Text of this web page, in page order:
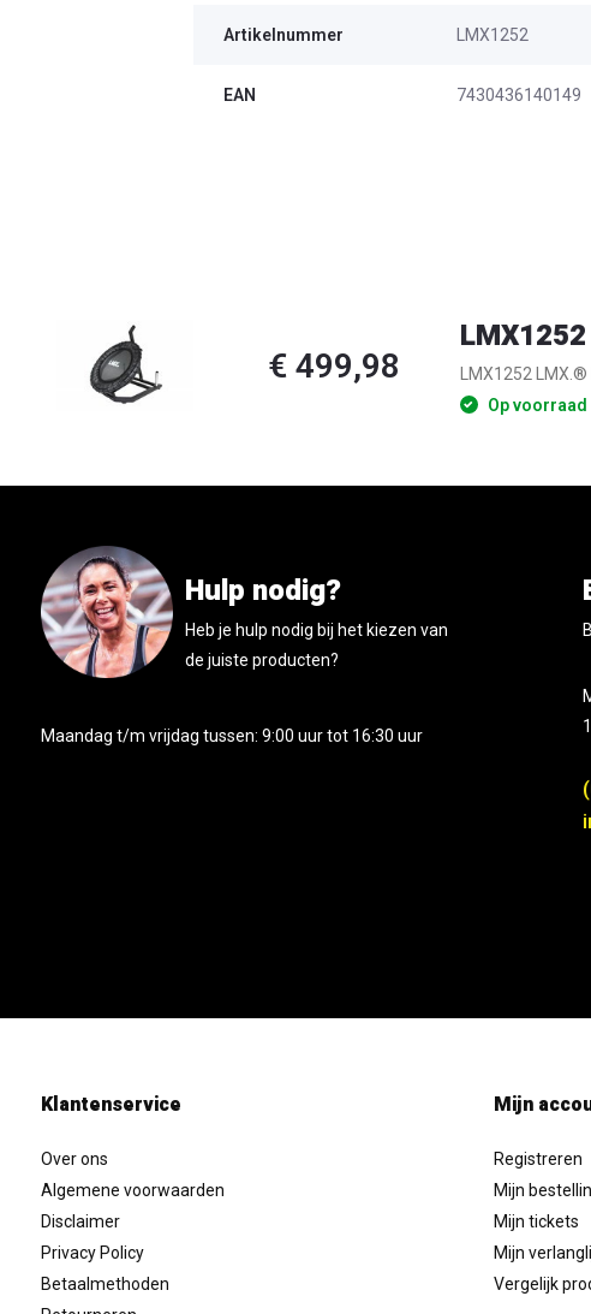
Artikelnummer LMX1252
EAN 7430436140149
€ 499,98
LMX1252
Op voorraad
Hulp nodig?
Heb je hulp nodig bij het kiezen van
de juiste producten?
Maandag t/m vrijdag tussen: 9:00 uur tot 16:30 uur
Klantenservice
Over ons
Algemene voorwaarden
Disclaimer
Privacy Policy
Betaalmethoden
Mijn
Registreren
Mijn
Mijn tickets
Mijn
Vergelijk